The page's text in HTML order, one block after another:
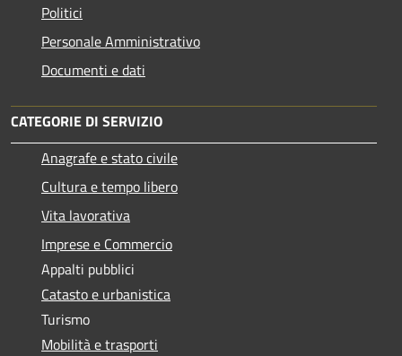
Politici
Personale Amministrativo
Documenti e dati
CATEGORIE DI SERVIZIO
Anagrafe e stato civile
Cultura e tempo libero
Vita lavorativa
Imprese e Commercio
Appalti pubblici
Catasto e urbanistica
Turismo
Mobilità e trasporti